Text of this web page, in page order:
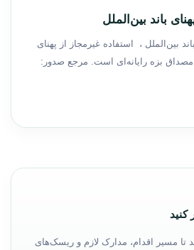
باند بین‌الملل
بین‌الملل ، استفاده غیرمجاز از پهنای
مصداق بزه رایانه‌ای است. مرجع صدور:
کنید
تا مسیر اقدام، مدارک لازم و ریسک‌های